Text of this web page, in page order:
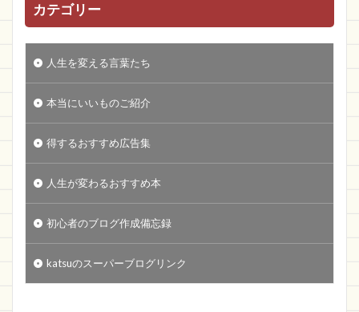
カテゴリー
人生を変える言葉たち
本当にいいものご紹介
得するおすすめ広告集
人生が変わるおすすめ本
初心者のブログ作成備忘録
katsuのスーパーブログリンク